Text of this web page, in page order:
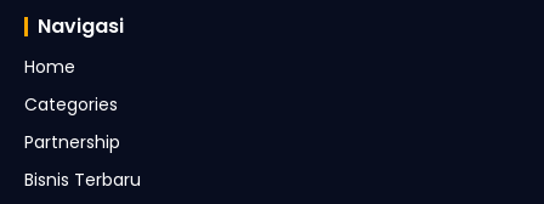
Navigasi
Home
Categories
Partnership
Bisnis Terbaru